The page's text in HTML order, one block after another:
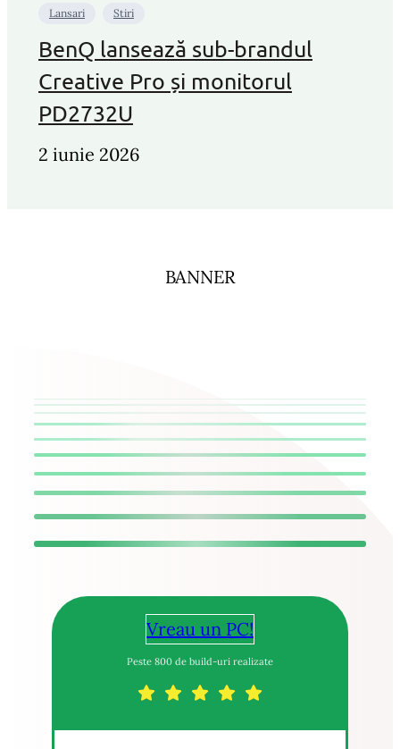
Lansari Stiri
BenQ lansează sub-brandul
Creative Pro și monitorul
PD2732U
2 iunie 2026
BANNER
Vreau un PC!
Peste 800 de build-uri realizate